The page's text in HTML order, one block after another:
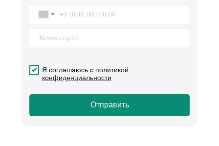
Я соглашаюсь с политикой
конфиденциальности
+7
Отправить